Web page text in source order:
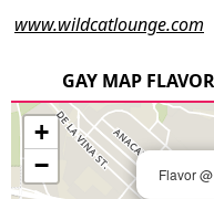
www.wildcatlounge.com
GAY MAP
Flavor
+
−